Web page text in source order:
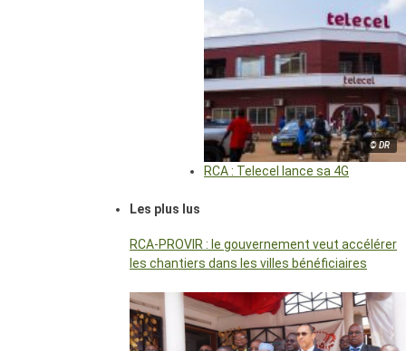
© DR
RCA : Telecel lance sa 4G
Les plus lus
RCA-PROVIR : le gouvernement veut accélérer
les chantiers dans les villes bénéficiaires